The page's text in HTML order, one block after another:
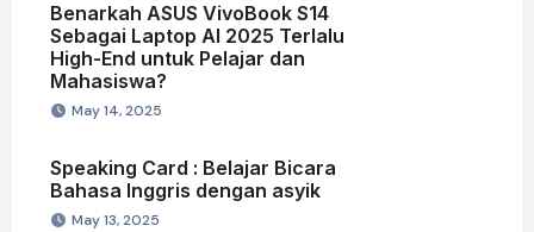
Benarkah ASUS VivoBook S14
Sebagai Laptop AI 2025 Terlalu
High-End untuk Pelajar dan
Mahasiswa?
May 14, 2025
Speaking Card : Belajar Bicara
Bahasa Inggris dengan asyik
May 13, 2025